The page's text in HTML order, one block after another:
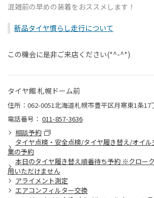
混雑前の早めの装着をおススメします！
新品タイヤ慣らし走行について
この機会に是非ご来店ください(*^-^*)
タイヤ館 札幌ドーム前
住所：062-0051北海道札幌市豊平区月寒東1条17
電話番号： 011-857-3636
相談予約
タイヤ点検・安全点検/タイヤ履き替え/オイ
業の予約
本日のタイヤ履き替え順番待ち予約 ※クロー
用いただけません
アライメント測定
エアコンフィルター交換